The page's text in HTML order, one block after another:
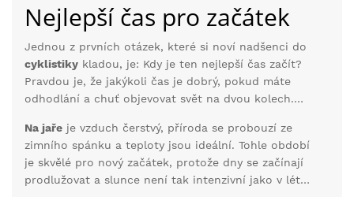
Nejlepší čas pro začátek
Jednou z prvních otázek, které si noví nadšenci do
cyklistiky kladou, je: Kdy je ten nejlepší čas začít?
Pravdou je, že jakýkoli čas je dobrý, pokud máte
odhodlání a chuť objevovat svět na dvou kolech.
kouzla, proto si vyberte podle svého životního stylu
a preferencí.
Na jaře je vzduch čerstvý, příroda se probouzí ze
zimního spánku a teploty jsou ideální. Tohle období
je skvělé pro nový začátek, protože dny se začínají
prodlužovat a slunce není tak intenzivní jako v létě.